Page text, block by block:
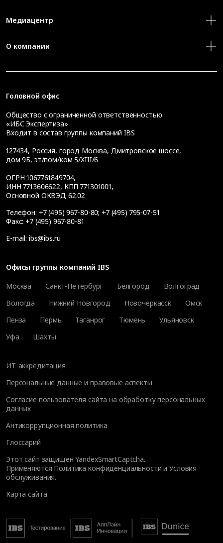
Медиацентр
О компании
Головной офис
Общество с ограниченной ответственностью
«ИБС Экспертиза»
Входит в состав группы компаний IBS
127434, Россия, город Москва, Дмитровское шоссе,
дом 9Б, эт/пом/ком 5/XIII/6
ОГРН 1067761849704,
ИНН 7713606622, КПП 771301001,
Основной ОКВЭД 62.02
Телефон: +7 (495) 967-80-80; +7 (495) 795-07-51
Факс: +7 (495) 967-80-81
E-mail: ibs@ibs.ru
Офисы группы компаний IBS
Москва
Санкт-Петербург Белгород
Волгоград
Вологда
Нижний Новгород Новочеркасск
Омск
Пенза
Пермь Таганрог Тюмень
Ульяновск
Уфа
Шахты
ИТ-аккредитация
Персональные данные и правовые аспекты
Согласие пользователя сайта на обработку персональных
данных
Антикоррупционная политика
Глоссарий
Этот сайт защищен YandexSmartCaptcha.
Применяются Политика конфиденциальности иУсловия
обслуживания.
Карта сайта